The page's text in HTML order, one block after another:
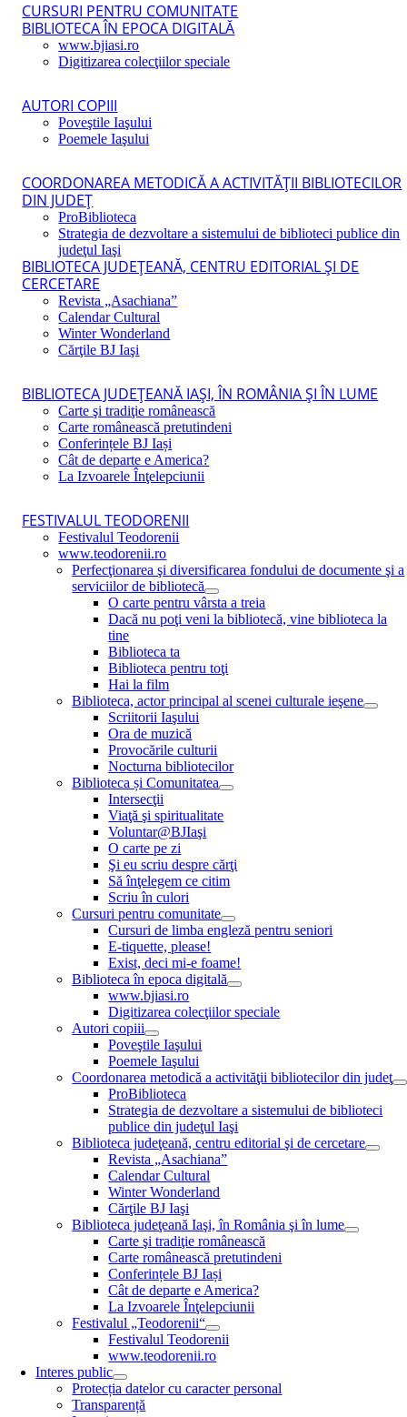
CURSURI PENTRU COMUNITATE
BIBLIOTECA ÎN EPOCA DIGITALĂ
www.bjiasi.ro
Digitizarea colecţiilor speciale
AUTORI COPIII
Poveştile Iaşului
Poemele Iaşului
COORDONAREA METODICĂ A ACTIVITĂŢII BIBLIOTECILOR
DIN JUDEŢ
ProBiblioteca
Strategia de dezvoltare a sistemului de biblioteci publice din
judeţul Iaşi
BIBLIOTECA JUDEŢEANĂ, CENTRU EDITORIAL ŞI DE
CERCETARE
Revista „Asachiana”
Calendar Cultural
Winter Wonderland
Cărţile BJ Iaşi
BIBLIOTECA JUDEŢEANĂ IAŞI, ÎN ROMÂNIA ŞI ÎN LUME
Carte şi tradiţie românească
Carte românească pretutindeni
Conferințele BJ Iași
Cât de departe e America?
La Izvoarele Înţelepciunii
FESTIVALUL TEODORENII
Festivalul Teodorenii
www.teodorenii.ro
Perfecţionarea şi diversificarea fondului de documente şi a
serviciilor de bibliotecă
O carte pentru vârsta a treia
Dacă nu poţi veni la bibliotecă, vine biblioteca la
tine
Biblioteca ta
Biblioteca pentru toţi
Hai la film
Biblioteca, actor principal al scenei culturale ieşene
Scriitorii Iaşului
Ora de muzică
Provocările culturii
Nocturna bibliotecilor
Biblioteca și Comunitatea
Intersecţii
Viaţă şi spiritualitate
Voluntar@BJIaşi
O carte pe zi
Şi eu scriu despre cărţi
Să înţelegem ce citim
Scriu în culori
Cursuri pentru comunitate
Cursuri de limba engleză pentru seniori
E-tiquette, please!
Exist, deci mi-e foame!
Biblioteca în epoca digitală
www.bjiasi.ro
Digitizarea colecţiilor speciale
Autori copiii
Poveştile Iaşului
Poemele Iaşului
Coordonarea metodică a activităţii bibliotecilor din judeţ
ProBiblioteca
Strategia de dezvoltare a sistemului de biblioteci
publice din judeţul Iaşi
Biblioteca judeţeană, centru editorial şi de cercetare
Revista „Asachiana”
Calendar Cultural
Winter Wonderland
Cărţile BJ Iaşi
Biblioteca judeţeană Iaşi, în România şi în lume
Carte şi tradiţie românească
Carte românească pretutindeni
Conferințele BJ Iași
Cât de departe e America?
La Izvoarele Înţelepciunii
Festivalul „Teodorenii“
Festivalul Teodorenii
www.teodorenii.ro
Interes public
Protecția datelor cu caracter personal
Transparență